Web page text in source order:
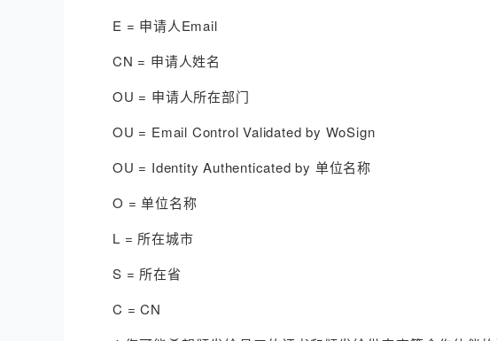
E = 申请人Email
CN = 申请人姓名
OU = 申请人所在部门
OU = Email Control Validated by WoSign
OU = Identity Authenticated by 单位名称
O = 单位名称
L = 所在城市
S = 所在省
C = CN